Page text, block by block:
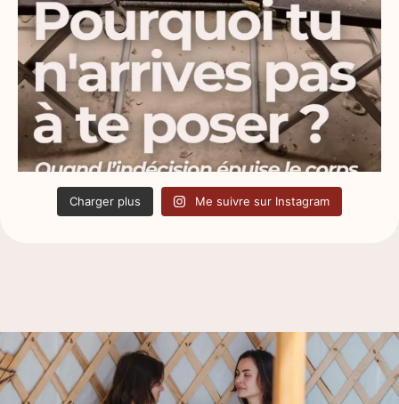
Charger plus Me suivre sur Instagram